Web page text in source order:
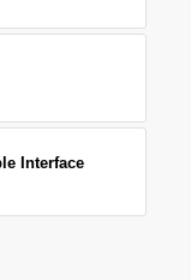
Interface